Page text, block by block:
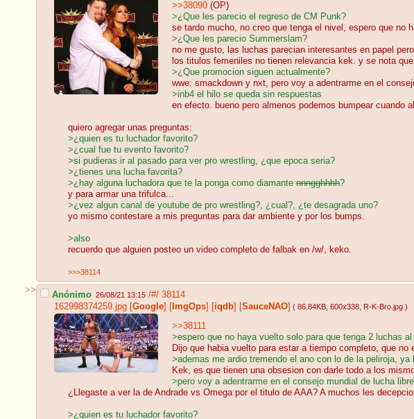
>>38090 (OP)
>¿Que les parecio el regreso de CM Punk?
se tardo mucho, no creo que tenga el nivel, espero que no
>¿Que les parecio Summerslam?
no me gusto, las luchas parecian interesantes en papel
los titulos femeniles no tienen relevancia kek. y se nota
>¿Que promocion siguen actualmente?
wwe: smackdown y nxt, pero voy a adentrarme en el
>inb4 el hilo se queda sin respuestas
en efecto. bueno pero almenos podemos bumpear cuando
quiero agregar unas preguntas:
>¿quien es tu luchador favorito?
>¿cual fue tu evento favorito?
>si pudieras ir al pasado para ver pro wrestling, ¿que epoca seria?
>¿tienes una lucha favorita?
>¿hay alguna luchadora que te la ponga como diamante nnngghhhh?
y para armar una trifulca...
>¿vez algun canal de youtube de pro wrestling?, ¿cual?, ¿te desagrada uno?
yo mismo contestare a mis preguntas para dar ambiente y por los bumps.
>also
recuerdo que alguien posteo un video completo de falbak en /w/, keko.
>>>38114
>> Anónimo 26/08/21 13:15 /#/ 38114
162998374259.jpg [Google] [ ImgOps] [iqdb] [SauceNAO] ( 86.84KB , 600x338 , R-K-Bro.jpg )
>>38111
>espero que no haya vuelto solo para que tenga 2 luchas al
Dijo que habia vuelto para estar a tiempo completo, que
>ademas me ardio tremendo el ano con lo de la peliroja, ya
Kek, es que tienen una obsesion con darle todo a los
>pero voy a adentrarme en el consejo mundial de lucha
¿Llegaste a ver la de Andrade vs Omega por el titulo de AAA? A muchos les
>¿quien es tu luchador favorito?